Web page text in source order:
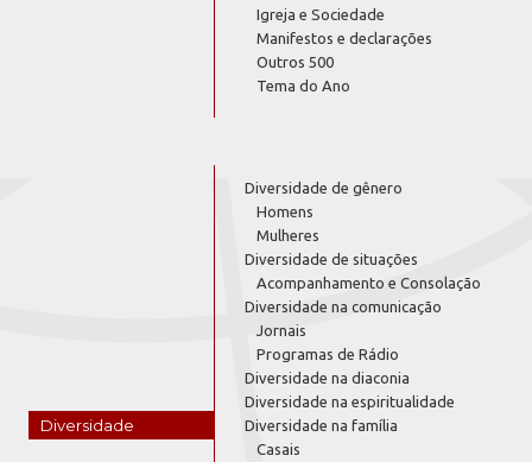
Igreja e Sociedade
Manifestos e declarações
Outros 500
Tema do Ano
Diversidade
Diversidade de gênero
Homens
Mulheres
Diversidade de situações
Acompanhamento e Consolação
Diversidade na comunicação
Jornais
Programas de Rádio
Diversidade na diaconia
Diversidade na espiritualidade
Diversidade na família
Casais